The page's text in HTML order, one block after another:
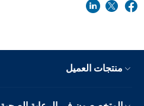
منتجات العميل